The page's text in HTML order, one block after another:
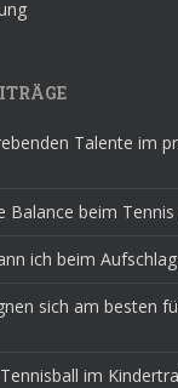
Talente im
Balance beim
ich beim
sich am besten
im